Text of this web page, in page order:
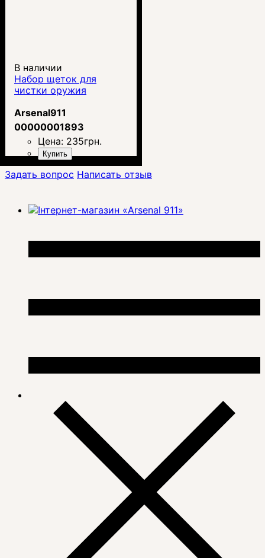
В наличии
Набор щеток для
чистки оружия
Arsenal911
00000001893
Цена: 235грн.
Купить
Задать вопрос Написать отзыв